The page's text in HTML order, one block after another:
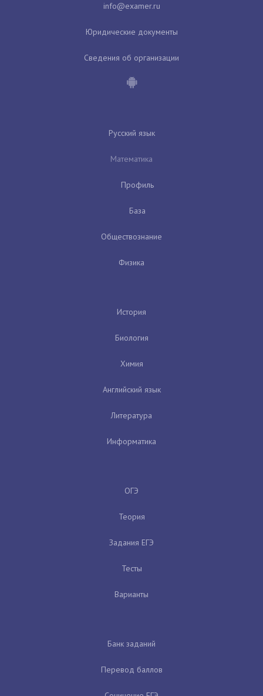
Юридические документы
Сведения об организации
Русский язык
Математика
Профиль
База
Обществознание
Физика
История
Биология
Химия
Английский язык
Литература
Информатика
ОГЭ
Теория
Задания ЕГЭ
Тесты
Варианты
Банк заданий
Перевод баллов